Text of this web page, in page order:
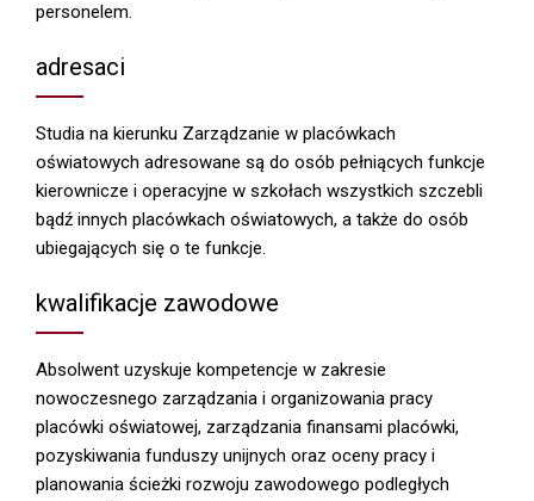
personelem.
adresaci
Studia na kierunku Zarządzanie w placówkach
oświatowych adresowane są do osób pełniących funkcje
kierownicze i operacyjne w szkołach wszystkich szczebli
bądź innych placówkach oświatowych, a także do osób
ubiegających się o te funkcje.
kwalifikacje zawodowe
Absolwent uzyskuje kompetencje w zakresie
nowoczesnego zarządzania i organizowania pracy
placówki oświatowej, zarządzania finansami placówki,
pozyskiwania funduszy unijnych oraz oceny pracy i
planowania ścieżki rozwoju zawodowego podległych